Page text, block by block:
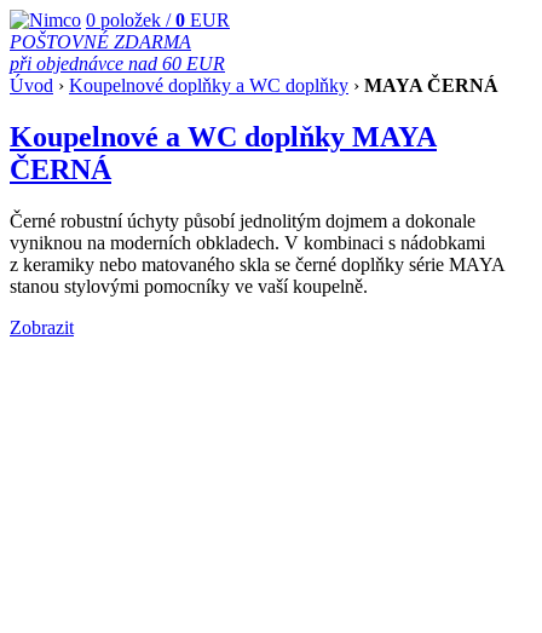
0 položek /0 EUR
POŠTOVNÉ ZDARMA
při objednávce nad 60 EUR
Úvod › Koupelnové doplňky a WC doplňky › MAYA ČERNÁ
Koupelnové a WC doplňky MAYA
ČERNÁ
Černé robustní úchyty působí jednolitým dojmem a dokonale
vyniknou na moderních obkladech. V kombinaci s nádobkami
z keramiky nebo matovaného skla se černé doplňky série MAYA
stanou stylovými pomocníky ve vaší koupelně.
Zobrazit